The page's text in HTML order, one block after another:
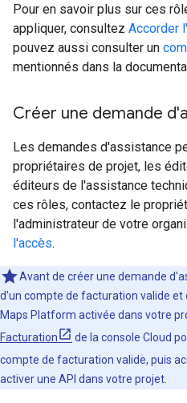
Pour en savoir plus sur ces
appliquer, consultez Accorder
pouvez aussi consulter un
mentionnés dans la
Créer une demande
Les demandes d'assistance
propriétaires de projet, les
éditeurs de l'assistance
ces rôles, contactez le
l'administrateur de votre
l'accès.
Avant de créer une demande
d'un compte de facturation valide et
Maps Platform activée dans votre
Facturation
de la console Cloud
compte de facturation valide, puis
activer une API dans votre projet.